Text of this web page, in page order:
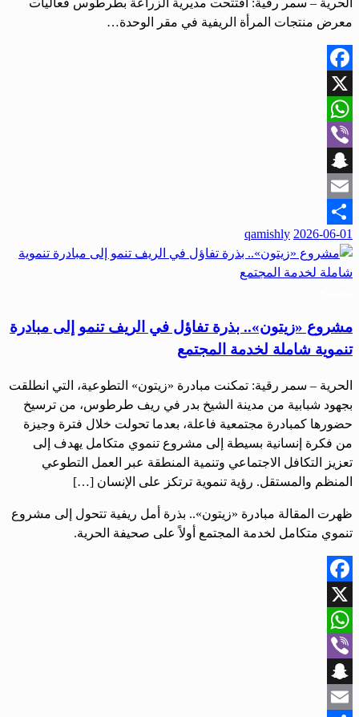
معرض منتجات المرأة الريفية في مقر الوحدة…
Facebook
X
WhatsApp
Viber
Snapchat
Email
Share
2026-06-01
qamishly
مشروع «زيتون».. بذرة تفاؤل في الريف تنمو إلى مبادرة
تنموية شاملة لخدمة المجتمع
الحرية – سمر رقية: تمكنت مبادرة «زيتون» التطوعية، التي انطلقت
بجهود شبابية من مدينة الشيخ بدر في ريف طرطوس، من ترسيخ
حضورها كمبادرة مجتمعية فاعلة، بعدما تحولت خلال فترة وجيزة
من فكرة إنسانية بسيطة إلى مشروع تنموي متكامل يهدف إلى
تعزيز التكافل الاجتماعي وتنمية المنطقة عبر العمل التطوعي
المنظم والمستقل. رؤية تنموية ترتكز على الإنسان […]
ظهرت المقالة مبادرة «زيتون».. بذرة أمل ريفية تتحول إلى مشروع
تنموي متكامل لخدمة المجتمع أولاً على صحيفة الحرية.
Facebook
X
WhatsApp
Viber
Snapchat